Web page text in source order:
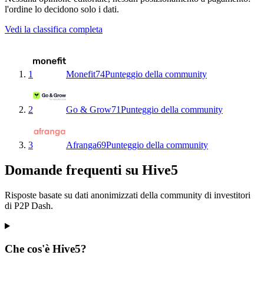
l'ordine lo decidono solo i dati.
Vedi la classifica completa
1 Monefit74Punteggio della community
2 Go & Grow71Punteggio della community
3 Afranga69Punteggio della community
Domande frequenti su Hive5
Risposte basate su dati anonimizzati della community di investitori
di P2P Dash.
Che cos'è Hive5?